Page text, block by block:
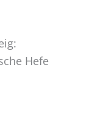
Hefe